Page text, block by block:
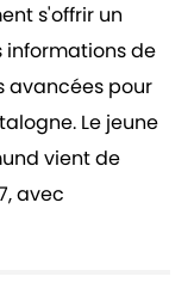
s'offrir un
informations de
avancées pour
Le jeune
vient de
avec